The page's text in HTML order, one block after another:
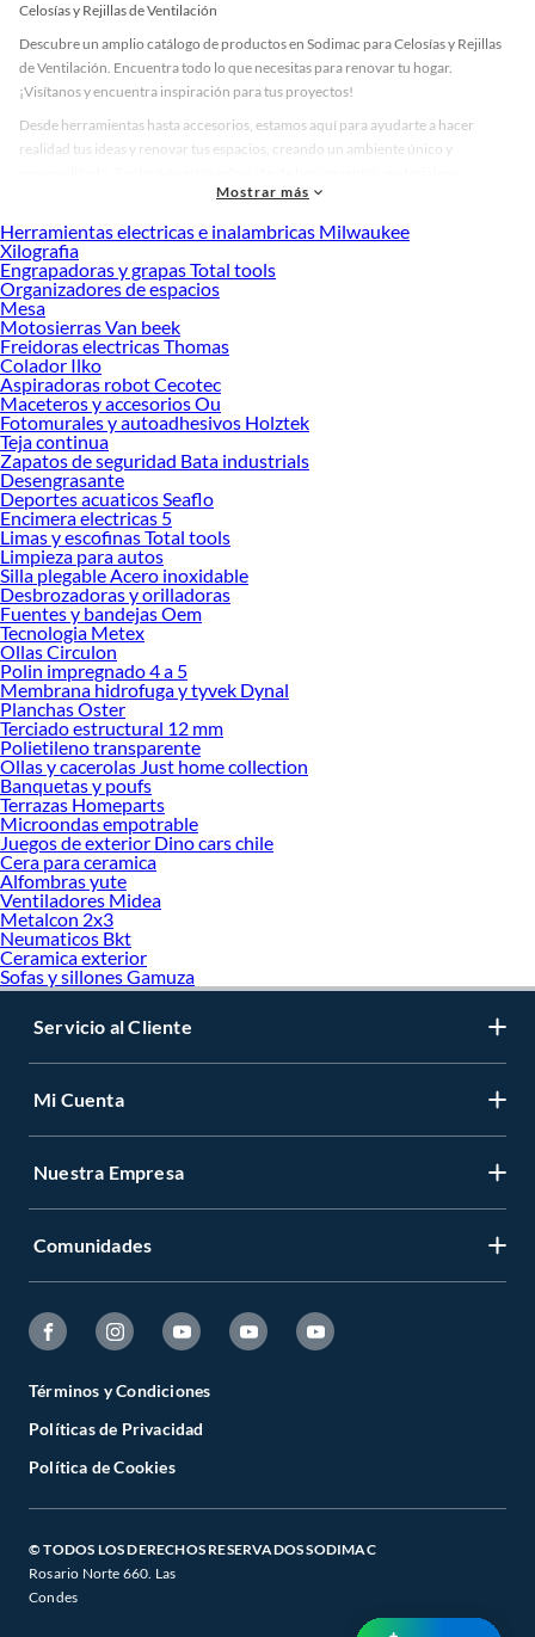
Celosías y Rejillas de Ventilación
Descubre un amplio catálogo de productos en Sodimac para Celosías y Rejillas
de Ventilación. Encuentra todo lo que necesitas para renovar tu hogar.
¡Visítanos y encuentra inspiración para tus proyectos!
Desde herramientas hasta accesorios, estamos aquí para ayudarte a hacer
realidad tus ideas y renovar tus espacios, creando un ambiente único y
accesorios de calidad que te ayudarán a crear un espacio más tú.
Desde remodelaciones hasta proyectos de decoración, estamos aquí para hacer
tus ideas realidad. ¡Visítanos y encuentra todo lo que tenemos para ofrecerte en
Celosías y Rejillas de Ventilación!
Explora la variedad de productos de Celosías y Rejillas de Ventilación
en Sodimac
Herramientas, materiales y accesorios de calidad para tus proyectos y
renovación de espacios. ¡Visítanos y descubre todo lo que tenemos para
ofrecerte!
Encuentra una amplia variedad de productos de Celosías y Rejillas de
Ventilación en Sodimac. Encuentra todo lo necesario para tus proyectos de
renovación y decoración. ¡Visítanos y haz tus ideas realidad!
Mostrar más
Herramientas electricas e inalambricas Milwaukee
Xilografia
Engrapadoras y grapas Total tools
Organizadores de espacios
Mesa
Motosierras Van beek
Freidoras electricas Thomas
Colador Ilko
Aspiradoras robot Cecotec
Maceteros y accesorios Ou
Fotomurales y autoadhesivos Holztek
Teja continua
Zapatos de seguridad Bata industrials
Desengrasante
Deportes acuaticos Seaflo
Encimera electricas 5
Limas y escofinas Total tools
Limpieza para autos
Silla plegable Acero inoxidable
Desbrozadoras y orilladoras
Fuentes y bandejas Oem
Tecnologia Metex
Ollas Circulon
Polin impregnado 4 a 5
Membrana hidrofuga y tyvek Dynal
Planchas Oster
Terciado estructural 12 mm
Polietileno transparente
Ollas y cacerolas Just home collection
Banquetas y poufs
Terrazas Homeparts
Microondas empotrable
Juegos de exterior Dino cars chile
Cera para ceramica
Alfombras yute
Ventiladores Midea
Metalcon 2x3
Neumaticos Bkt
Ceramica exterior
Sofas y sillones Gamuza
Servicio al Cliente
Mi Cuenta
Nuestra Empresa
Comunidades
Términos y Condiciones
Políticas de Privacidad
Política de Cookies
© TODOS LOS DERECHOS RESERVADOS SODIMAC
Rosario Norte 660. Las
Condes